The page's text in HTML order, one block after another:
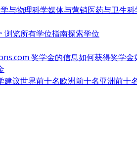
与物理科学媒体与营销医药与卫生科
浏览所有学位指南探索学位
奖学金的信息如何获得奖学金
建议世界前十名欧洲前十名亚洲前十